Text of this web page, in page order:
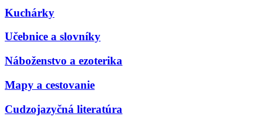
Kuchárky
Učebnice a slovníky
Náboženstvo a ezoterika
Mapy a cestovanie
Cudzojazyčná literatúra